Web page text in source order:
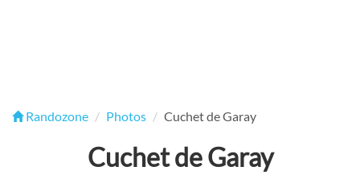
Randozone Photos Cuchet de Garay
Cuchet de Garay